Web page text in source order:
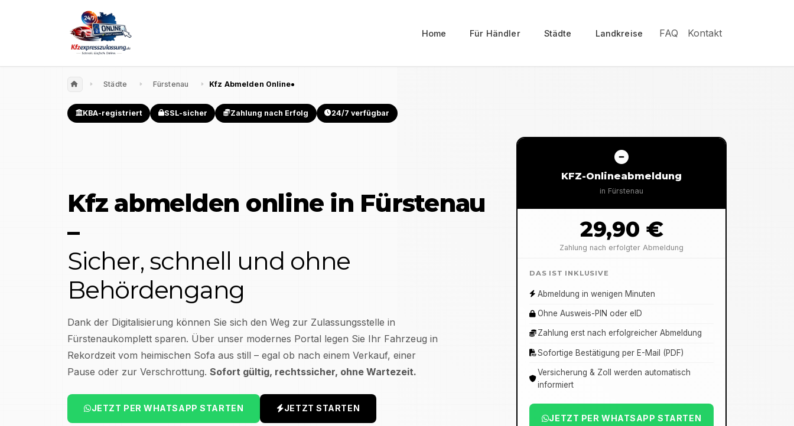
Home Für Händler Städte Landkreise FAQ Kontakt
Städte Fürstenau Kfz Abmelden Online
KBA-registriert SSL-sicher Zahlung nach Erfolg 24/7 verfügbar
Kfz abmelden online in Fürstenau
–
Sicher, schnell und ohne
Behördengang
Dank der Digitalisierung können Sie sich den Weg zur Zulassungsstelle in
Fürstenaukomplett sparen. Über unser modernes Portal legen Sie Ihr Fahrzeug in
Rekordzeit vom heimischen Sofa aus still – egal ob nach einem Verkauf, einer
Pause oder zur Verschrottung. Sofort gültig, rechtssicher, ohne Wartezeit.
JETZT PER WHATSAPP STARTEN JETZT STARTEN
KFZ-Onlineabmeldung
in Fürstenau
29,90 €
Zahlung nach erfolgter Abmeldung
DAS IST INKLUSIVE
Abmeldung in wenigen Minuten
Ohne Ausweis-PIN oder eID
Zahlung erst nach erfolgreicher Abmeldung
Sofortige Bestätigung per E-Mail (PDF)
Versicherung & Zoll werden automatisch
informiert
JETZT PER WHATSAPP STARTEN